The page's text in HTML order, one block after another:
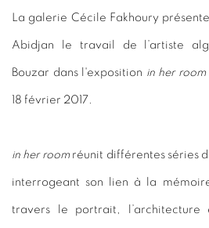
La galerie Cécile Fakhoury
Abidjan le travail de l’artiste
Bouzar dans l'exposition in her room
18 février 2017.
in her roomréunit différentes séries
interrogeant son lien à la
travers le portrait,